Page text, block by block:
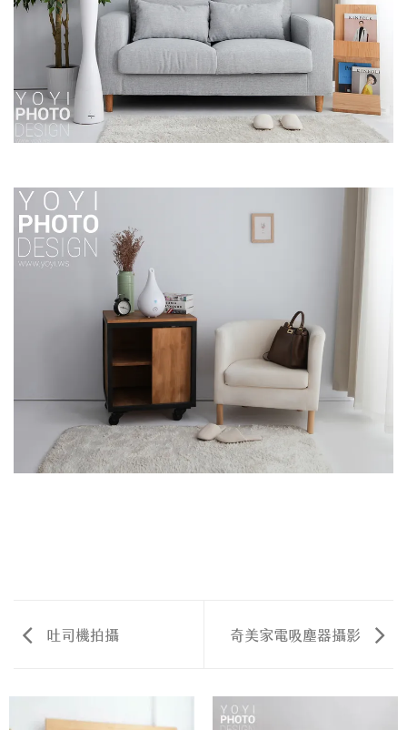
吐司機拍攝 奇美家電吸塵器攝影